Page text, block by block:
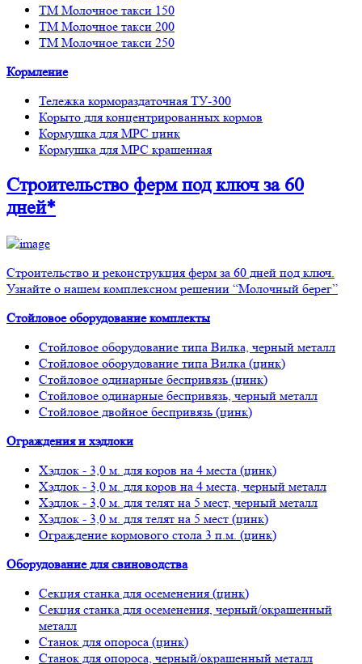
ТМ Молочное такси 150
ТМ Молочное такси 200
ТМ Молочное такси 250
Кормление
Тележка кормораздаточная ТУ-300
Корыто для концентрированных кормов
Кормушка для МРС цинк
Кормушка для МРС крашенная
Строительство фермпод ключ за 60
дней*
Строительство и реконструкция ферм за 60 дней под ключ.
Узнайте о нашем комплексном решении “Молочный берег”
Стойловое оборудование комплекты
Стойловое оборудование типа Вилка, черный металл
Стойловое оборудование типа Вилка (цинк)
Стойловое одинарные беспривязь (цинк)
Стойловое одинарные беспривязь, черный металл
Стойловое двойное беспривязь (цинк)
Ограждения и хэдлоки
Хэдлок - 3,0 м. для коров на 4 места (цинк)
Хэдлок - 3,0 м. для коров на 4 места, черный металл
Хэдлок - 3,0 м. для телят на 5 мест, черный металл
Хэдлок - 3,0 м. для телят на 5 мест (цинк)
Ограждение кормового стола 3 п.м. (цинк)
Оборудование для свиноводства
Секция станка для осеменения (цинк)
Секция станка для осеменения, черный/окрашенный
металл
Станок для опороса (цинк)
Станок для опороса, черный/окрашенный металл